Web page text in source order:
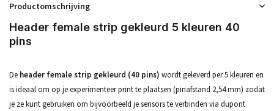
Productomschrijving
Header female strip gekleurd 5 kleuren 40
pins
De header female strip gekleurd (40 pins) wordt geleverd per 5 kleuren en
is ideaal om op je experimenteer print te plaatsen (pinafstand 2,54 mm) zodat
je ze kunt gebruiken om bijvoorbeeld je sensors te verbinden via dupont